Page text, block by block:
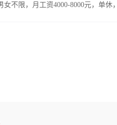
女不限，月工资4000-8000元，单休